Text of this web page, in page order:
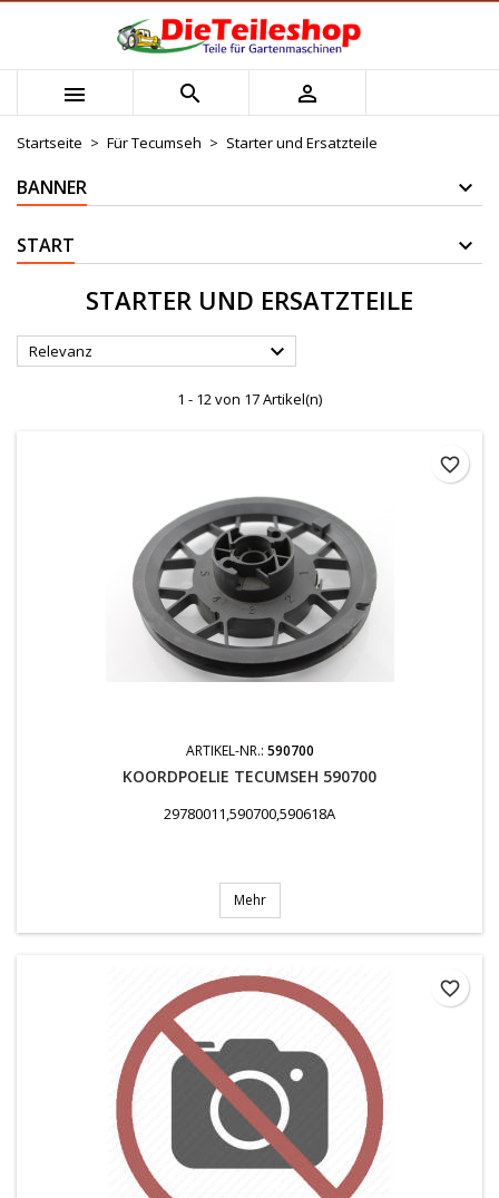
  
Startseite Für Tecumseh Starter und Ersatzteile
BANNER
START
STARTER UND ERSATZTEILE
Relevanz 
1 - 12 von 17 Artikel(n)
ARTIKEL-NR.: 590700
KOORDPOELIE TECUMSEH 590700
29780011,590700,590618A
Mehr
favorite_border
favorite_border
Mijn verlanglijst
add_circle_outline Maak nieuwe lijst
((modalTitle))
((confirmMessage))
Wunschliste erstellen
Name der Wunschliste
Anmelden
Sie müssen angemeldet sein, um Artikel Ihrer
Wunschliste hinzufügen zu können.